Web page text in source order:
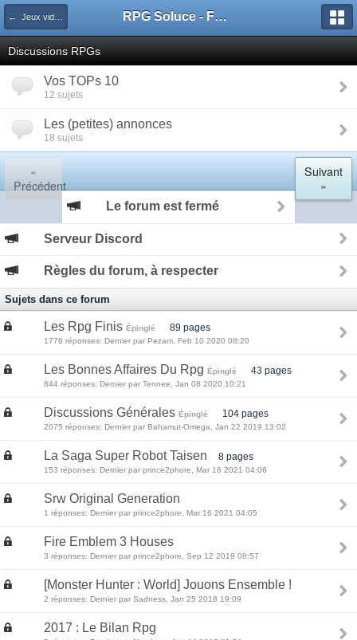
← Jeux vidéos RPG Soluce - Forum
Discussions RPGs
Vos TOPs 10
12 sujets
Les (petites) annonces
18 sujets
«
Précédent
Suivant
»
Le forum est fermé
Serveur Discord
Règles du forum, à respecter
Sujets dans ce forum
Les Rpg Finis Épinglé 89 pages
1776 réponses: Dernier par Pezam, Feb 10 2020 08:20
Les Bonnes Affaires Du Rpg Épinglé 43 pages
844 réponses: Dernier par Tennee, Jan 08 2020 10:21
Discussions Générales Épinglé 104 pages
2075 réponses: Dernier par Bahamut-Omega, Jan 22 2019 13:02
La Saga Super Robot Taisen 8 pages
153 réponses: Dernier par prince2phore, Mar 16 2021 04:06
Srw Original Generation
1 réponses: Dernier par prince2phore, Mar 16 2021 04:05
Fire Emblem 3 Houses
3 réponses: Dernier par prince2phore, Sep 12 2019 08:57
[Monster Hunter : World] Jouons Ensemble !
2 réponses: Dernier par Sadness, Jan 25 2018 19:09
2017 : Le Bilan Rpg